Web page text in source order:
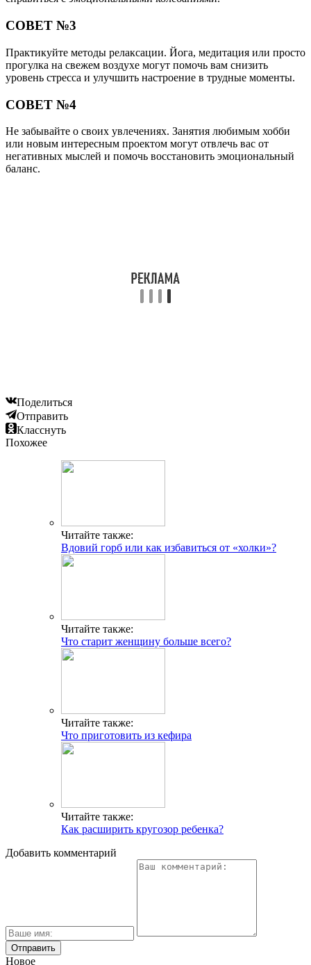
СОВЕТ №3
Практикуйте методы релаксации. Йога, медитация или просто
прогулка на свежем воздухе могут помочь вам снизить
уровень стресса и улучшить настроение в трудные моменты.
СОВЕТ №4
Не забывайте о своих увлечениях. Занятия любимым хобби
или новым интересным проектом могут отвлечь вас от
негативных мыслей и помочь восстановить эмоциональный
баланс.
Поделиться
Отправить
Класснуть
Похожее
Читайте также:
Вдовий горб или как избавиться от «холки»?
Читайте также:
Что старит женщину больше всего?
Читайте также:
Что приготовить из кефира
Читайте также:
Как расширить кругозор ребенка?
Добавить комментарий
Новое